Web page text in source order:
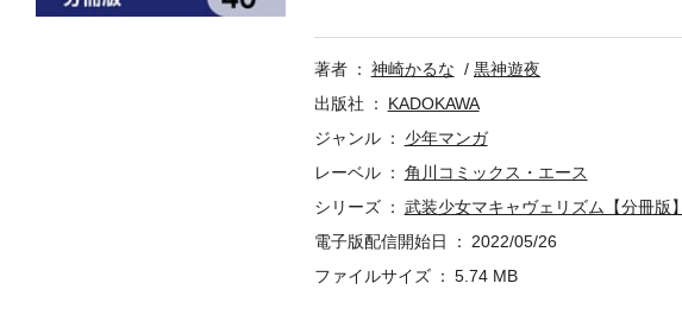
著者 神崎かるな
黒神遊夜
出版社
KADOKAWA
ジャンル
少年マンガ
レーベル
角川コミックス・エース
シリーズ
武装少女マキャヴェリズム【分冊版】
電子版配信開始日
2022/05/26
ファイルサイズ
5.74 MB